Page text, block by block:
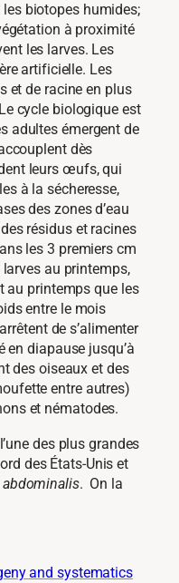
les biotopes humides;
à proximité
les larves. Les
artificielle. Les
et de racine en plus
cycle biologique est
adultes émergent de
dès
leurs œufs, qui
à la sécheresse,
des zones d’eau
résidus et racines
les 3 premiers cm
larves au printemps,
au printemps que les
entre le mois
de s’alimenter
en diapause jusqu’à
des oiseaux et des
entre autres)
et nématodes.
des plus grandes
des États-Unis et
abdominalis. On la
and systematics